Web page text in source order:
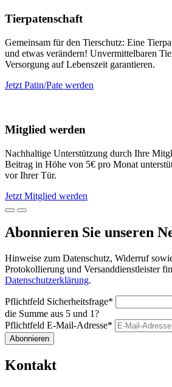
Tierpatenschaft
Gemeinsam für den Tierschutz: Eine
und etwas verändern! Unvermittelbaren
Versorgung auf Lebenszeit garantieren.
Jetzt Patin/Pate werden
Mitglied werden
Nachhaltige Unterstützung durch Ihre
Beitrag in Höhe von 5€ pro Monat
vor Ihrer Tür.
Jetzt Mitglied werden
Abonnieren Sie unseren
Hinweise zum Datenschutz, Widerruf
Protokollierung und Versanddienstleister
Datenschutzerklärung.
Pflichtfeld Sicherheitsfrage*
die Summe aus 5 und 1?
Pflichtfeld E-Mail-Adresse*
Abonnieren
Kontakt